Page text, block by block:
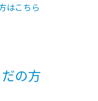
はこちら
の方